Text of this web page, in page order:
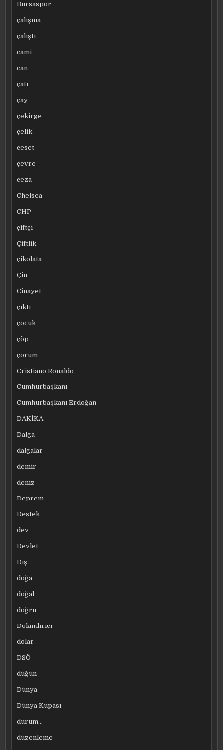
Bursaspor
çalışma
çalıştı
cami
can
çatı
çay
çekirge
çelik
ceset
çevre
ceza
Chelsea
CHP
çiftçi
Çiftlik
çikolata
Çin
Cinayet
çıktı
çocuk
çöp
çorum
Cristiano Ronaldo
Cumhurbaşkanı
Cumhurbaşkanı Erdoğan
DAKİKA
Dalga
dalgalar
demir
deniz
Deprem
Destek
dev
Devlet
Dış
doğa
doğal
doğru
Dolandırıcı
dolar
DSÖ
düğün
Dünya
Dünya Kupası
durum…
düzenleme